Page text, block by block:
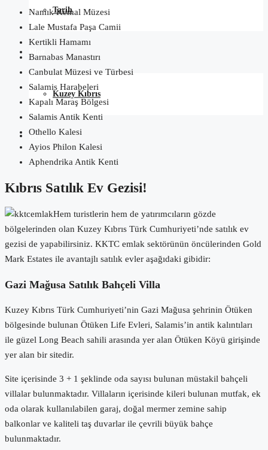
Tarih
Blog
Kuzey Kıbrıs
İletişim
Namık Kemal Müzesi
Lale Mustafa Paşa Camii
Kertikli Hamamı
Barnabas Manastırı
Canbulat Müzesi ve Türbesi
Salamis Harabeleri
Kapalı Maraş Bölgesi
Salamis Antik Kenti
Othello Kalesi
Ayios Philon Kalesi
Aphendrika Antik Kenti
Kıbrıs Satılık Ev Gezisi!
Hem turistlerin hem de yatırımcıların gözde
bölgelerinden olan Kuzey Kıbrıs Türk Cumhuriyeti’nde satılık ev
gezisi de yapabilirsiniz. KKTC emlak sektörünün öncülerinden Gold
Mark Estates ile avantajlı satılık evler aşağıdaki gibidir:
Gazi Mağusa Satılık Bahçeli Villa
Kuzey Kıbrıs Türk Cumhuriyeti’nin Gazi Mağusa şehrinin Ötüken
bölgesinde bulunan Ötüken Life Evleri, Salamis’in antik kalıntıları
ile güzel Long Beach sahili arasında yer alan Ötüken Köyü girişinde
yer alan bir sitedir.
Site içerisinde 3 + 1 şeklinde oda sayısı bulunan müstakil bahçeli
villalar bulunmaktadır. Villaların içerisinde kileri bulunan mutfak, ek
oda olarak kullanılabilen garaj, doğal mermer zemine sahip
balkonlar ve kaliteli taş duvarlar ile çevrili büyük bahçe
bulunmaktadır.